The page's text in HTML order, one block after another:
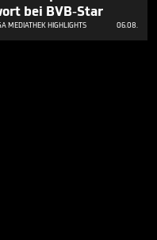
bei BVB-Star
MEDIATHEK HIGHLIGHTS 06.08.